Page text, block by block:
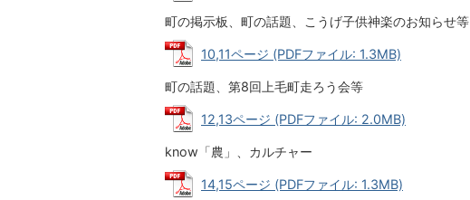
町の掲示板、町の話題、こうげ子供神楽のお知らせ等
10,11ページ (PDFファイル: 1.3MB)
町の話題、第8回上毛町走ろう会等
12,13ページ (PDFファイル: 2.0MB)
know「農」、カルチャー
14,15ページ (PDFファイル: 1.3MB)